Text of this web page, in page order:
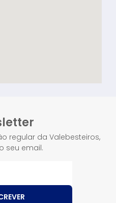
regular da Valebesteiros,
seu email.